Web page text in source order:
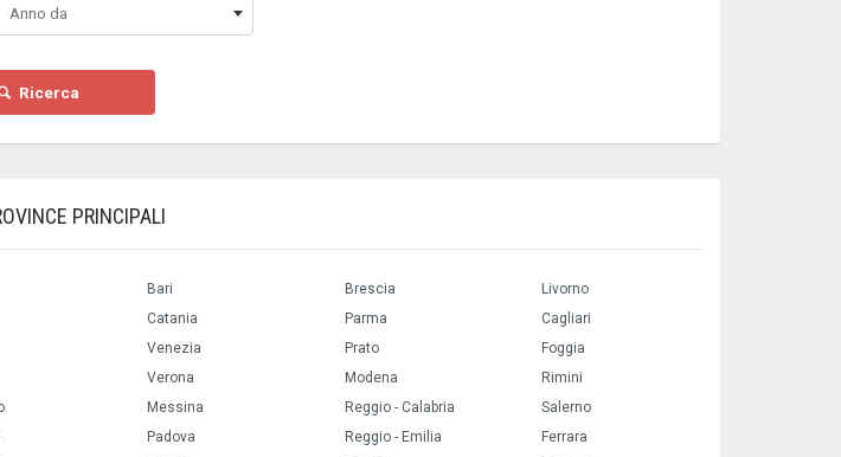
Anno da
Ricerca
PRINCIPALI
Bari
Catania
Venezia
Verona
Messina
Padova
Brescia
Parma
Prato
Modena
Reggio - Calabria
Reggio - Emilia
Livorno
Cagliari
Foggia
Rimini
Salerno
Ferrara